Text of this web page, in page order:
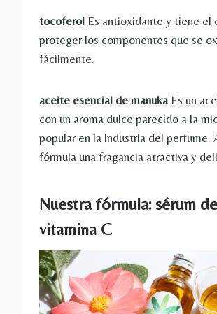
tocoferol Es antioxidante y tiene el
proteger los componentes que se
fácilmente.
aceite esencial de manuka Es un
con un aroma dulce parecido a la
popular en la industria del perfume.
fórmula una fragancia atractiva y
Nuestra fórmula: sérum de
vitamina C